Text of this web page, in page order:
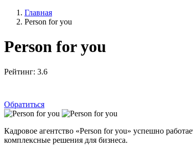
Главная
Person for you
Person for you
Рейтинг: 3.6
Обратиться
Кадровое агентство «Person for you» успешно
комплексные решения для бизнеса.